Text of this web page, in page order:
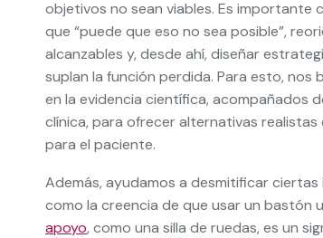
objetivos no sean viables. Es importante
que “puede que eso no sea posible”,
alcanzables y, desde ahí, diseñar
suplan la función perdida. Para esto, nos
en la evidencia científica, acompañados
clínica, para ofrecer alternativas realistas
para el paciente.
Además, ayudamos a desmitificar
como la creencia de que usar un bastón
apoyo, como una silla de ruedas, es un